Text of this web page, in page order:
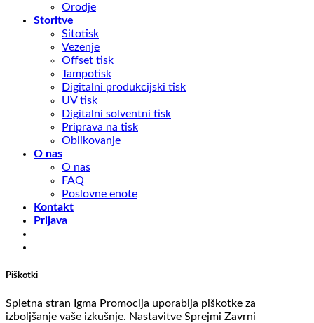
Orodje
Storitve
Sitotisk
Vezenje
Offset tisk
Tampotisk
Digitalni produkcijski tisk
UV tisk
Digitalni solventni tisk
Priprava na tisk
Oblikovanje
O nas
O nas
FAQ
Poslovne enote
Kontakt
Prijava
Piškotki
Spletna stran Igma Promocija uporablja piškotke za
izboljšanje vaše izkušnje. Nastavitve Sprejmi Zavrni